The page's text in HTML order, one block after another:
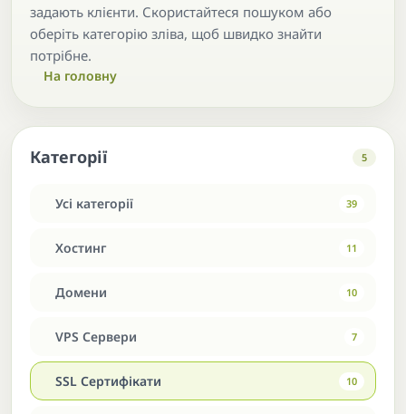
задають клієнти. Скористайтеся пошуком або
оберіть категорію зліва, щоб швидко знайти
потрібне.
На головну
Категорії 5
Усі категорії 39
Хостинг 11
Домени 10
VPS Сервери 7
SSL Сертифікати 10